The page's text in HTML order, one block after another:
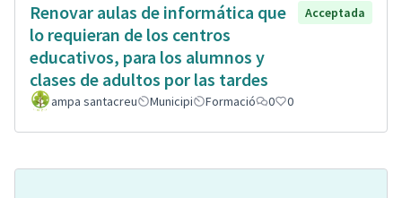
Renovar aulas de informática que
lo requieran de los centros
educativos, para los alumnos y
clases de adultos por las tardes
Acceptada
ampa santacreu Municipi Formació 0 0